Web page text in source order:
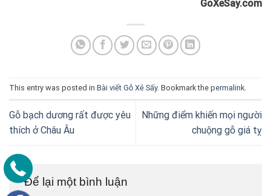
GoXeSay.com
This entry was posted in Bài viết Gỗ Xẻ Sấy. Bookmark the permalink.
Gỗ bạch dương rất được yêu
thích ở Châu Âu
Những điểm khiến mọi người
chuộng gỗ giá tỵ
Để lại một bình luận